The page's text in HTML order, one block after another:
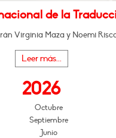
de la
Virginia Maza y Noemi
Leer más...
2026
Octubre
Septiembre
Junio